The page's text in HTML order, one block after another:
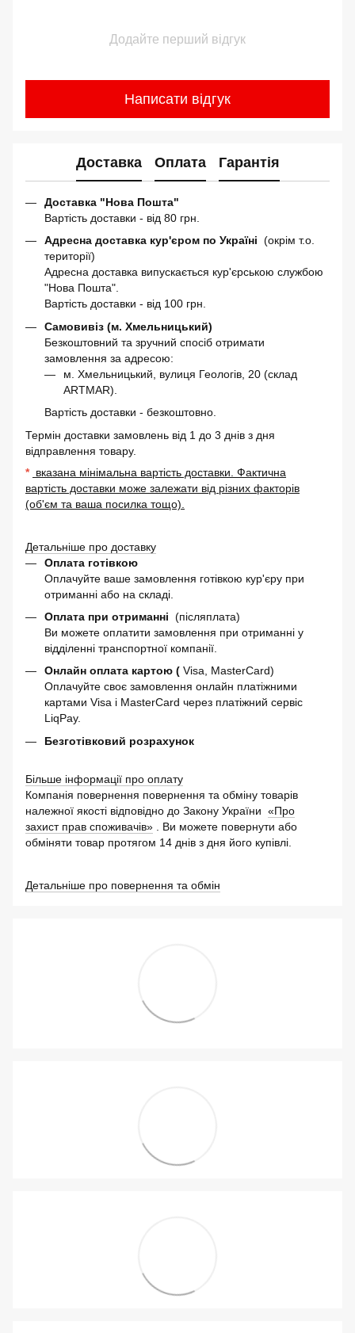
Додайте перший відгук
Написати відгук
Доставка Оплата Гарантія
Доставка "Нова Пошта"
Вартість доставки - від 80 грн.
Адресна доставка кур'єром по Україні (окрім т.о.
території)
Адресна доставка випускається кур'єрською службою
"Нова Пошта".
Вартість доставки - від 100 грн.
Самовивіз (м. Хмельницький)
Безкоштовний та зручний спосіб отримати
замовлення за адресою:
м. Хмельницький, вулиця Геологів, 20 (склад
ARTMAR).
Вартість доставки - безкоштовно.
Термін доставки замовлень від 1 до 3 днів з дня
відправлення товару.
* вказана мінімальна вартість доставки. Фактична
вартість доставки може залежати від різних факторів
(об'єм та ваша посилка тощо).
Детальніше про доставку
Оплата готівкою
Оплачуйте ваше замовлення готівкою кур'єру при
отриманні або на складі.
Оплата при отриманні (післяплата)
Ви можете оплатити замовлення при отриманні у
відділенні транспортної компанії.
Онлайн оплата картою ( Visa, MasterCard)
Оплачуйте своє замовлення онлайн платіжними
картами Visa і MasterCard через платіжний сервіс
LiqPay.
Безготівковий розрахунок
Більше інформації про оплату
Компанія повернення повернення та обміну товарів
належної якості відповідно до Закону України «Про
захист прав споживачів» . Ви можете повернути або
обміняти товар протягом 14 днів з дня його купівлі.
Детальніше про повернення та обмін